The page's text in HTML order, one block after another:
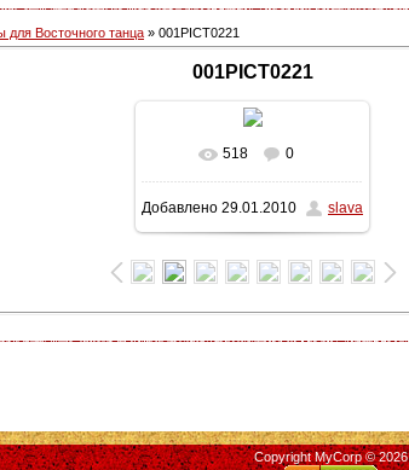
для Восточного танца » 001PICT0221
001PICT0221
В реальном размере
839x1280/ 173.6Kb
518 0
Добавлено 29.01.2010 slava
Copyright MyCorp © 2026